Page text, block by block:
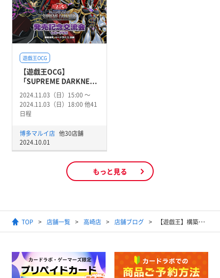
遊戯王OCG
【遊戯王OCG】
「SUPREME DARKNE...
2024.11.03（日）15:00 〜
2024.11.03（日）18:00 他41
日程
博多マルイ店 他30店舗
2024.10.01
もっと見る
TOP 店舗一覧 高崎店 店舗ブログ 【遊戯王】構築済みデッキ多数展開！！【カードラボ高崎店】